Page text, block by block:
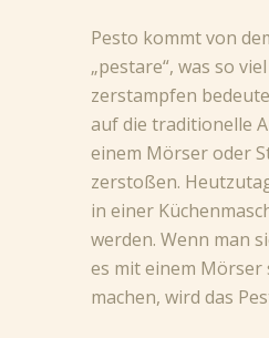
Pesto kommt von
„pestare“, was so
zerstampfen
auf die traditionelle
einem Mörser oder
zerstoßen.
in einer
werden. Wenn man
es mit einem Mörser
machen, wird das